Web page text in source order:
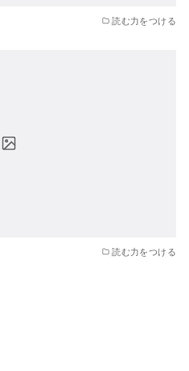
読む力をつける
読む力をつける